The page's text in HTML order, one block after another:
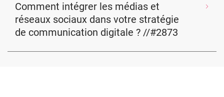
Comment intégrer les médias et
réseaux sociaux dans votre stratégie
de communication digitale ? //#2873